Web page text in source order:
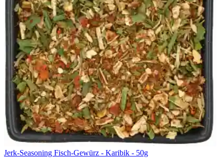
Jerk-Seasoning Fisch-Gewürz - Karibik - 50g